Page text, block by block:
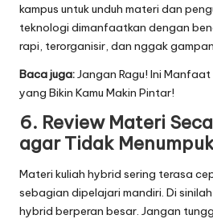
kampus untuk unduh materi dan
teknologi dimanfaatkan dengan
rapi, terorganisir, dan nggak
Baca juga: Jangan Ragu! Ini
yang Bikin Kamu Makin Pintar!
6. Review Materi
agar Tidak
Materi kuliah hybrid sering terasa
sebagian dipelajari mandiri. Di
hybrid berperan besar. Jangan